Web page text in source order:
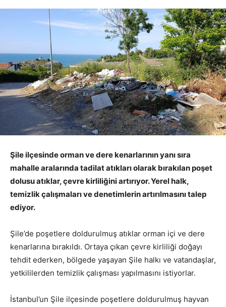
Şile ilçesinde orman ve dere kenarlarının yanı sıra
mahalle aralarında tadilat atıkları olarak bırakılan poşet
dolusu atıklar, çevre kirliliğini artırıyor. Yerel halk,
temizlik çalışmaları ve denetimlerin artırılmasını talep
ediyor.
Şile’de poşetlere doldurulmuş atıklar orman içi ve dere
kenarlarına bırakıldı. Ortaya çıkan çevre kirliliği doğayı
tehdit ederken, bölgede yaşayan Şile halkı ve vatandaşlar,
yetkililerden temizlik çalışması yapılmasını istiyorlar.
İstanbul’un Şile ilçesinde poşetlere doldurulmuş hayvan